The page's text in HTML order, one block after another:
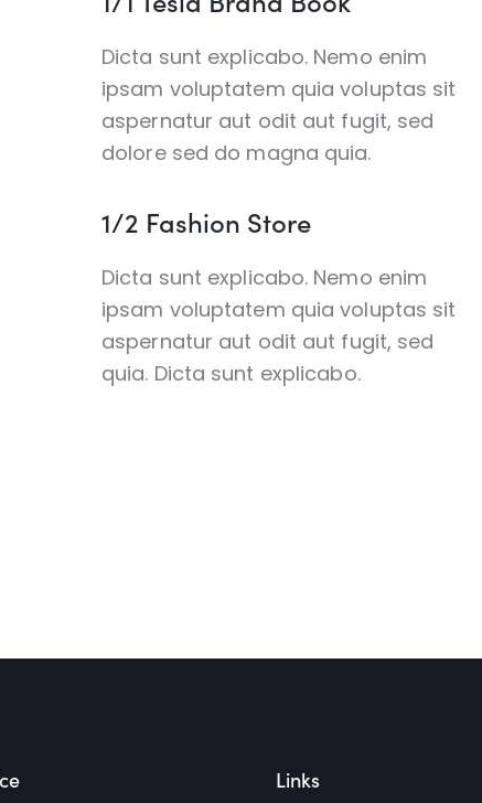
Dicta sunt explicabo. Nemo enim
ipsam voluptatem quia voluptas sit
aspernatur aut odit aut fugit, sed
dolore sed do magna quia.
1/2 Fashion Store
Dicta sunt explicabo. Nemo enim
ipsam voluptatem quia voluptas sit
aspernatur aut odit aut fugit, sed
quia. Dicta sunt explicabo.
Links